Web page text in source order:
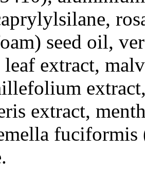
seed oil,
extract,
extract,